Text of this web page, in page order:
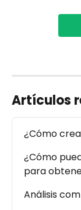
Artículos
¿Cómo
¿Cómo
para
Análisis